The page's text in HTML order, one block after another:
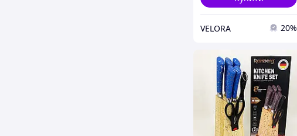
VELORA 20%